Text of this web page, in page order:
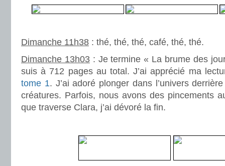
Dimanche 11h38 : thé, thé, thé, café, thé, thé.
Dimanche 13h03: Je termine « La brume des
suis à 712 pages au total. J’ai apprécié ma
tome 1. J’ai adoré plonger dans l’univers
créatures. Parfois, nous avons des pincements
que traverse Clara, j’ai dévoré la fin.